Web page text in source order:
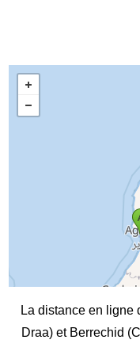
La distance en ligne
Draa) et Berrechid